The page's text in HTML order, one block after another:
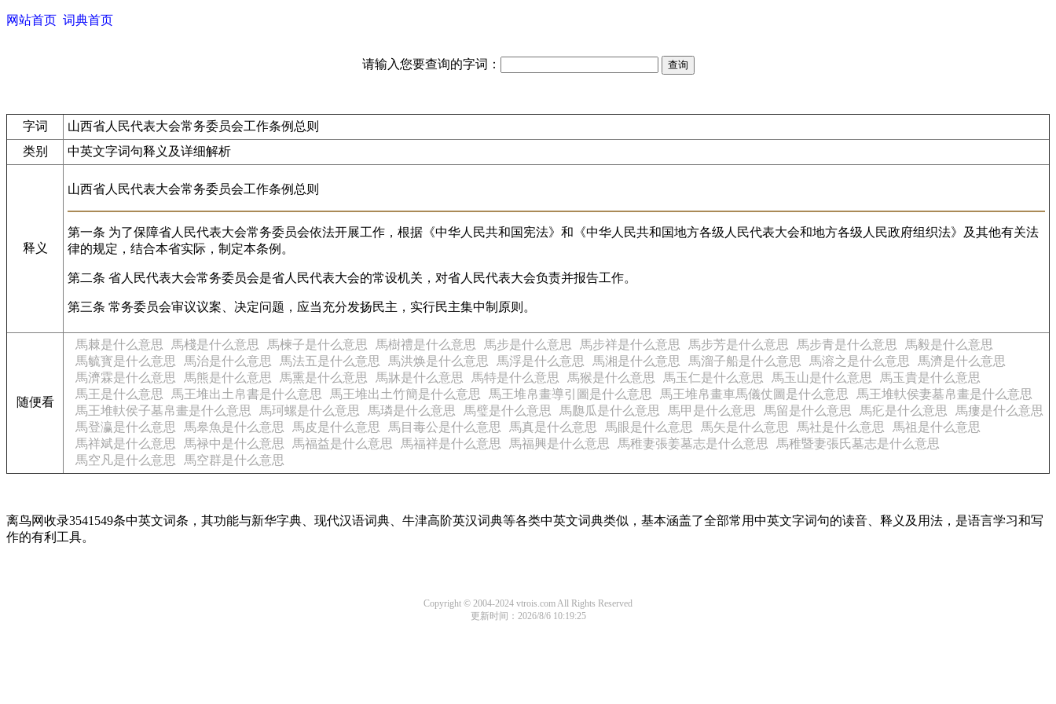
网站首页 词典首页
请输入您要查询的字词：
字词
山西省人民代表大会常务委员会工作条例总则
类别
中英文字词句释义及详细解析
释义
山西省人民代表大会常务委员会工作条例总则
第一条 为了保障省人民代表大会常务委员会依法开展工作，根据《中华人民共和国宪法》和《中华人民共和国地方各级人民代表大会和地方各级人民政府组织法》及其他有关法
律的规定，结合本省实际，制定本条例。
第二条 省人民代表大会常务委员会是省人民代表大会的常设机关，对省人民代表大会负责并报告工作。
第三条 常务委员会审议议案、决定问题，应当充分发扬民主，实行民主集中制原则。
随便看
馬棘是什么意思 馬棧是什么意思 馬楝子是什么意思 馬樹禮是什么意思 馬步是什么意思 馬步祥是什么意思 馬步芳是什么意思 馬步青是什么意思
馬毅是什么意思
馬毓寳是什么意思
馬治是什么意思 馬法五是什么意思 馬洪焕是什么意思 馬浮是什么意思 馬湘是什么意思 馬溜子船是什么意思 馬溶之是什么意思
馬濟是什么意思
馬濟霖是什么意思
馬熊是什么意思 馬熏是什么意思 馬牀是什么意思 馬特是什么意思 馬猴是什么意思 馬玉仁是什么意思 馬玉山是什么意思
馬玉貴是什么意思
馬王是什么意思
馬王堆出土帛書是什么意思 馬王堆出土竹簡是什么意思 馬王堆帛畫導引圖是什么意思 馬王堆帛畫車馬儀仗圖是什么意思
馬王堆軑侯妻墓帛畫是什么意思
馬王堆軑侯子墓帛畫是什么意思
馬珂螺是什么意思 馬璘是什么意思 馬璧是什么意思 馬瓟瓜是什么意思 馬甲是什么意思 馬留是什么意思 馬疕是什么意思
馬瘻是什么意思
馬登瀛是什么意思
馬皋魚是什么意思 馬皮是什么意思 馬目毒公是什么意思 馬真是什么意思 馬眼是什么意思 馬矢是什么意思 馬社是什么意思
馬祖是什么意思
馬祥斌是什么意思
馬禄中是什么意思 馬福益是什么意思 馬福祥是什么意思 馬福興是什么意思 馬稚妻張姜墓志是什么意思
馬稚暨妻張氏墓志是什么意思
馬空凡是什么意思
馬空群是什么意思
离鸟网收录3541549条中英文词条，其功能与新华字典、现代汉语词典、牛津高阶英汉词典等各类中英文词典类似，基本涵盖了全部常用中英文字词句的读音、释义及用法，是语言学习和写
作的有利工具。
Copyright © 2004-2024 vtrois.com All Rights Reserved
更新时间：2026/8/6 10:19:25